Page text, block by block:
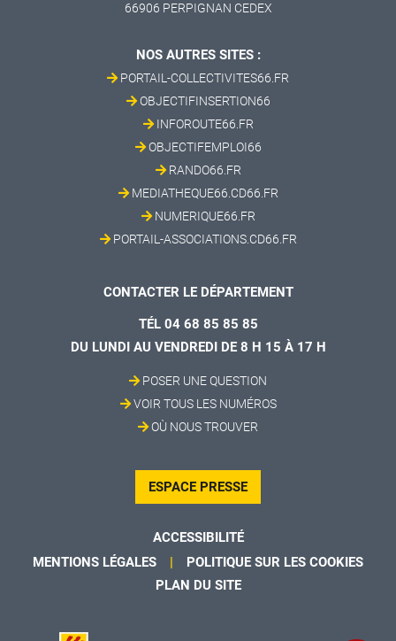
66906 PERPIGNAN CEDEX
NOS AUTRES SITES :
PORTAIL-COLLECTIVITES66.FR
OBJECTIFINSERTION66
INFOROUTE66.FR
OBJECTIFEMPLOI66
RANDO66.FR
MEDIATHEQUE66.CD66.FR
NUMERIQUE66.FR
PORTAIL-ASSOCIATIONS.CD66.FR
CONTACTER LE DÉPARTEMENT
TÉL 04 68 85 85 85
DU LUNDI AU VENDREDI DE 8 H 15 À 17 H
POSER UNE QUESTION
VOIR TOUS LES NUMÉROS
OÙ NOUS TROUVER
ESPACE PRESSE
ACCESSIBILITÉ
MENTIONS LÉGALES
POLITIQUE SUR LES COOKIES
PLAN DU SITE